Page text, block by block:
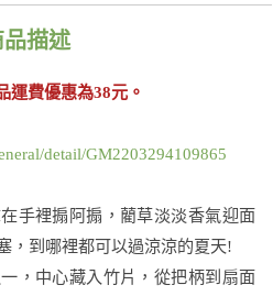
品描述
運費優惠為38元。
detail/GM2203294109865
手裡搧阿搧，藺草淡淡香氣迎面
，到哪裡都可以過涼涼的夏天!
，中心藏入竹片，從把柄到扇面